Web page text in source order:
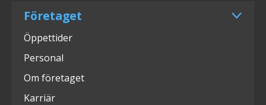
Företaget
Öppettider
Personal
Om företaget
Karriär